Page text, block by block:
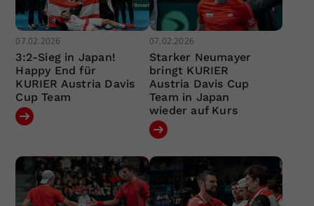
07.02.2026
3:2-Sieg in Japan!
Happy End für
KURIER Austria Davis
Cup Team
07.02.2026
Starker Neumayer
bringt KURIER
Austria Davis Cup
Team in Japan
wieder auf Kurs